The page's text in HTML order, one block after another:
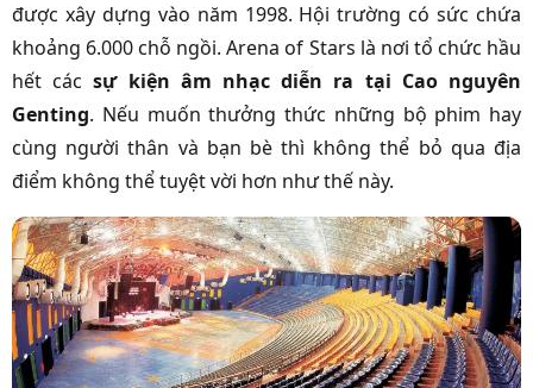
được xây dựng vào năm 1998. Hội trường có sức chứa
khoảng 6.000 chỗ ngồi. Arena of Stars là nơi tổ chức hầu
hết cácsự kiện âm nhạc diễn ra tại Cao nguyên
Genting. Nếu muốn thưởng thức những bộ phim hay
cùng người thân và bạn bè thì không thể bỏ qua địa
điểm không thể tuyệt vời hơn như thế này.